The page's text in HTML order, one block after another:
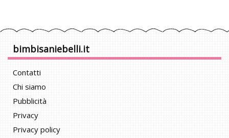
bimbisaniebelli.it
Contatti
Chi siamo
Pubblicità
Privacy
Privacy policy